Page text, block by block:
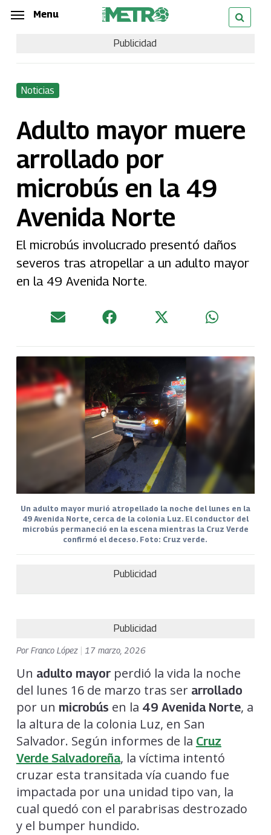
Skip
content
Menu
Publicidad
Noticias
Adulto mayor muere
arrollado por
microbús en la 49
Avenida Norte
El microbús involucrado presentó daños
severos tras atropellar a un adulto mayor
en la 49 Avenida Norte.
Un adulto mayor murió atropellado la noche del lunes en la
49 Avenida Norte, cerca de la colonia Luz. El conductor del
microbús permaneció en la escena mientras la Cruz Verde
confirmó el deceso. Foto: Cruz verde.
Publicidad
Publicidad
PorFranco López 17 marzo, 2026
Un adulto mayorperdió la vida la noche
del lunes 16 de marzo tras ser arrollado
por un microbús en la 49 Avenida Norte, a
la altura de la colonia Luz, en San
Salvador. Según informes de la Cruz
Verde Salvadoreña, la víctima intentó
cruzar esta transitada vía cuando fue
impactada por una unidad tipo van, la
cual quedó con el parabrisas destrozado
y el bumper hundido.
Menu